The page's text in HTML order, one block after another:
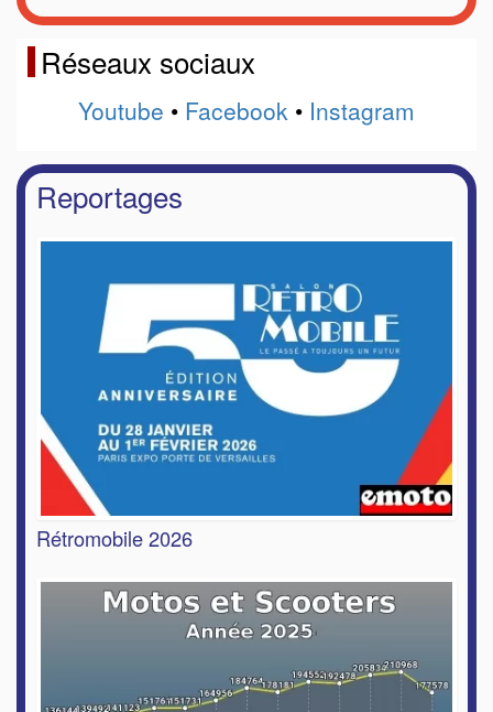
Réseaux sociaux
Youtube • Facebook • Instagram
Reportages
Rétromobile 2026